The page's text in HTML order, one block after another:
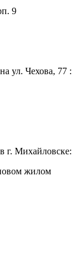
9
ул. Чехова, 77 :
г. Михайловске:
жилом